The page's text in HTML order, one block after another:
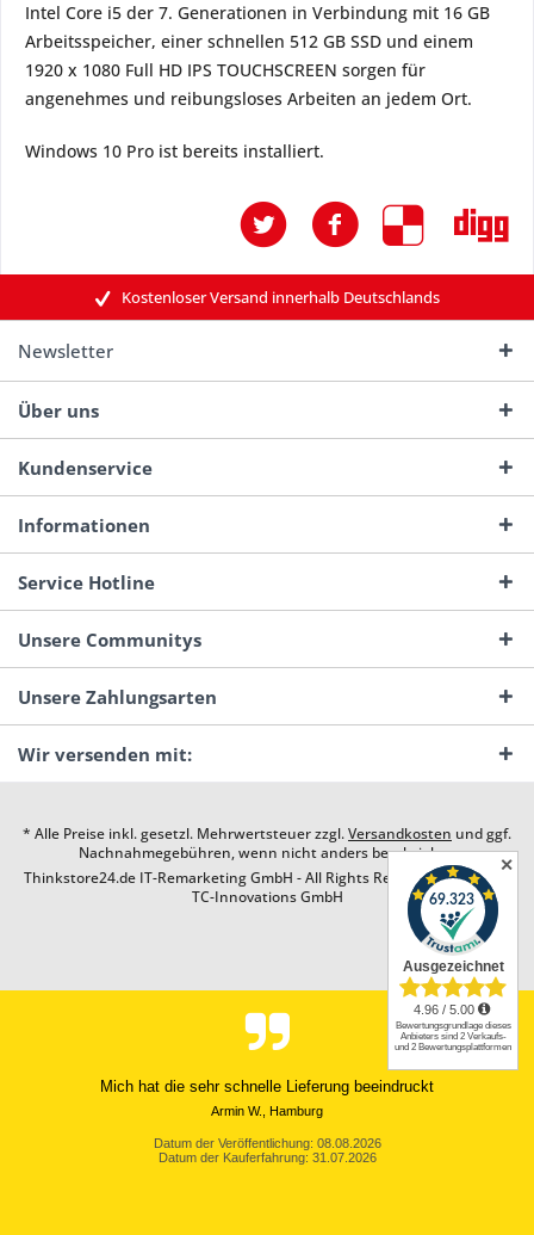
Intel Core i5 der 7. Generationen in Verbindung mit 16 GB
Arbeitsspeicher, einer schnellen 512 GB SSD und einem
1920 x 1080 Full HD IPS TOUCHSCREEN sorgen für
angenehmes und reibungsloses Arbeiten an jedem Ort.
Windows 10 Pro ist bereits installiert.
Kostenloser Versand innerhalb Deutschlands
Newsletter
Über uns
Kundenservice
Informationen
Service Hotline
Unsere Communitys
Unsere Zahlungsarten
Wir versenden mit:
* Alle Preise inkl. gesetzl. Mehrwertsteuer zzgl.Versandkosten und ggf.
Nachnahmegebühren, wenn nicht anders beschrieben
Thinkstore24.de IT-Remarketing GmbH - All Rights Reserved. Design by
TC-Innovations GmbH
Mich hat die sehr schnelle Lieferung beeindruckt
Armin W., Hamburg
Datum der Veröffentlichung: 08.08.2026
Datum der Kauferfahrung: 31.07.2026
✕